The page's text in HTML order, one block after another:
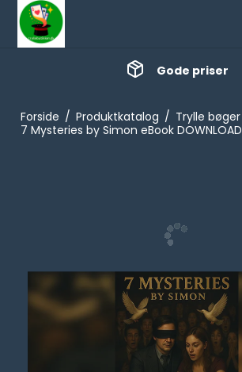
Gode priser
Forside / Produktkatalog / Trylle bøger
7 Mysteries by Simon eBook DOWNLOAD